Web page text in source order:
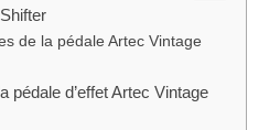
de la pédale Artec Vintage
d’effet Artec Vintage